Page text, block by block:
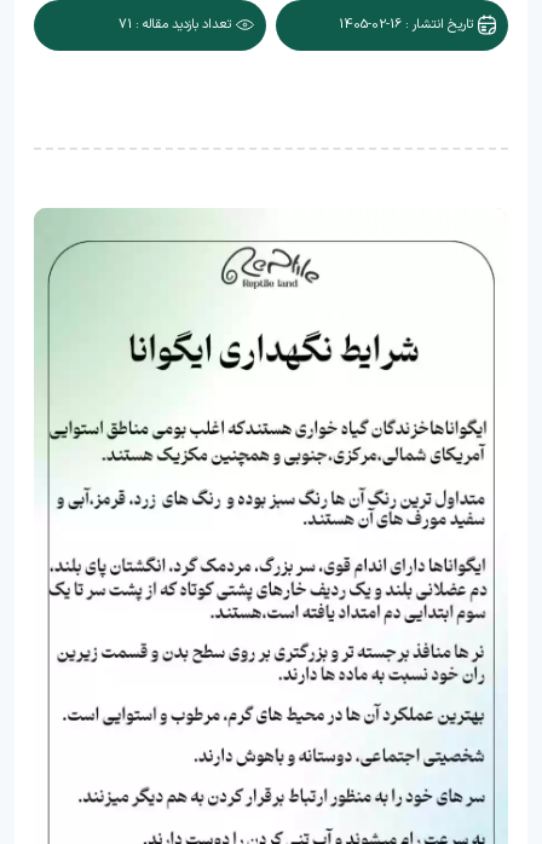
تاریخ انتشار : 16-02-1405 تعداد بازدید مقاله : 71